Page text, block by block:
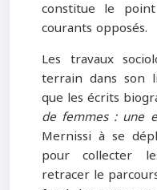
constitue le
courants opposés.
Les travaux
terrain dans son
que les écrits
de femmes : une
Mernissi à se
pour collecter
retracer le